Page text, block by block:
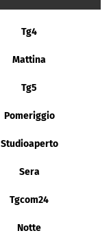
Tg4
Mattina
Tg5
Pomeriggio
Studioaperto
Sera
Tgcom24
Notte